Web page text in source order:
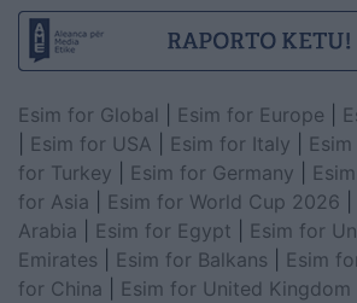
Esim for Global Esim for Europe
Esim for USA Esim for Italy
for Turkey
Esim for Germany
for Asia
Esim for World Cup 2026
Arabia
Esim for Egypt
Esim for
Emirates
Esim for Balkans Esim
for China
Esim for United Kingdom